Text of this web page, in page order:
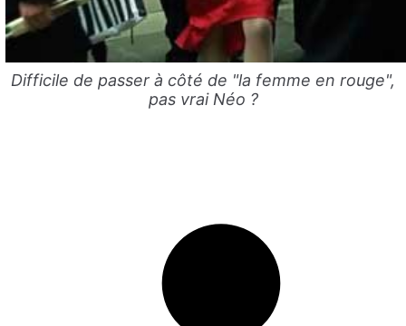
Difficile de passer à côté de "la femme en rouge",
pas vrai Néo ?